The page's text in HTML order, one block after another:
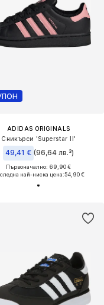
ADIDAS ORIGINALS
Сникърси 'Superstar II'
49,41 € (96,64 лв.³)
Първоначално: 69,90 €
най-ниска цена:54,90 €